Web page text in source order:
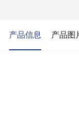
产品信息 产品图